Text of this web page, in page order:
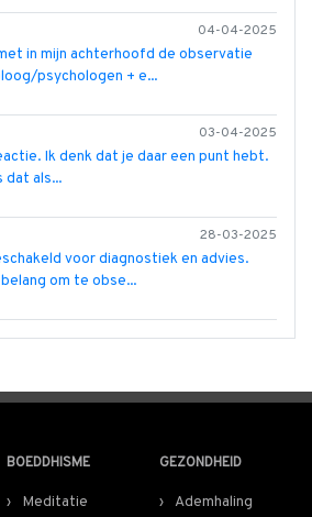
04-04-2025
in mijn achterhoofd de observatie
psychologen + e...
03-04-2025
Ik denk dat je daar een punt hebt.
dat als...
28-03-2025
voor diagnostiek en advies.
om te obse...
BOEDDHISME
Meditatie
GEZONDHEID
Ademhaling